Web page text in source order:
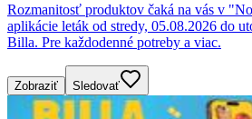
Rozmanitosť produktov čaká na vás v
aplikácie leták od stredy, 05.08.2026 do
Billa. Pre každodenné potreby a viac.
Zobraziť Sledovať